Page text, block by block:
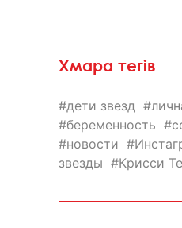
Хмара тегів
дети звезд
беременность
новости
звезды
Крисси